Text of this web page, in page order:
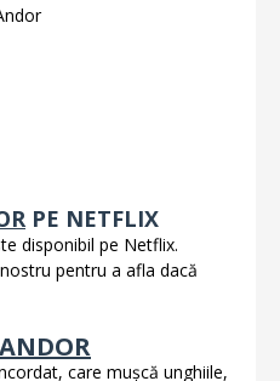
PE NETFLIX
disponibil pe Netflix.
pentru a afla dacă
ANDOR
care mușcă unghiile,